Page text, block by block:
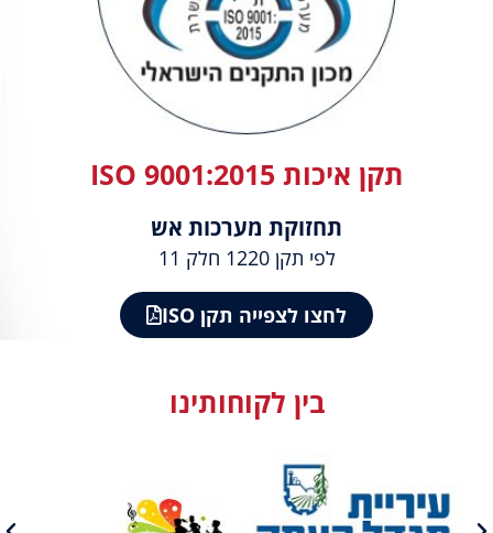
תקן איכות ISO 9001:2015
תחזוקת מערכות אש
לפי תקן 1220 חלק 11
לחצו לצפייה תקן ISO
בין לקוחותינו